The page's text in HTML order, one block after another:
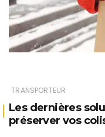
TRANSPORTEUR
Les dernières
préserver vos